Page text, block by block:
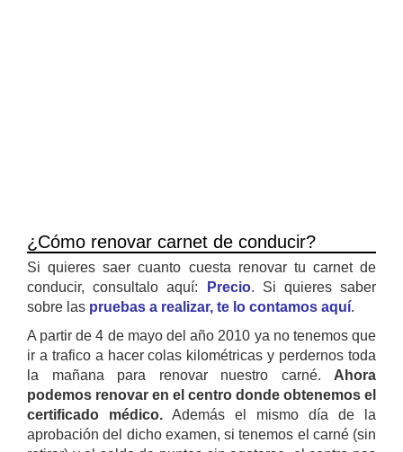
¿Cómo renovar carnet de conducir?
Si quieres saer cuanto cuesta renovar tu carnet de
conducir, consultalo aquí:
Precio. Si quieres saber
sobre las pruebas a realizar, te lo contamos aquí.
A partir de 4 de mayo del año 2010 ya no tenemos que
ir a trafico a hacer colas kilométricas y perdernos toda
la mañana para renovar nuestro carné. Ahora
podemos renovar en el centro donde obtenemos el
certificado médico. Además el mismo día de la
aprobación del dicho examen, si tenemos el carné (sin